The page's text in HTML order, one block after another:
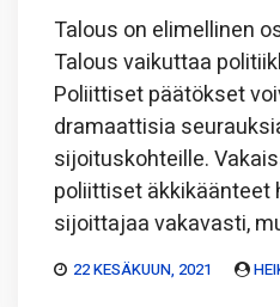
Talous on elimellinen
Talous vaikuttaa
Poliittiset päätökset
dramaattisia
sijoituskohteille.
poliittiset äkkikäänteet
sijoittajaa vakavasti,
22 KESÄKUUN, 2021